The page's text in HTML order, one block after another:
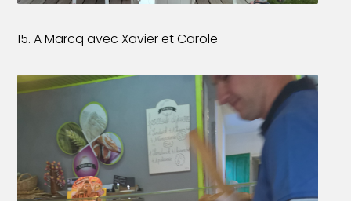
15. A Marcq avec Xavier et Carole